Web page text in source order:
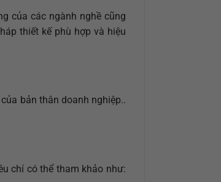
của các ngành nghề cũng
thiết kế phù hợp và hiệu
bản thân doanh nghiệp..
chí có thể tham khảo như: